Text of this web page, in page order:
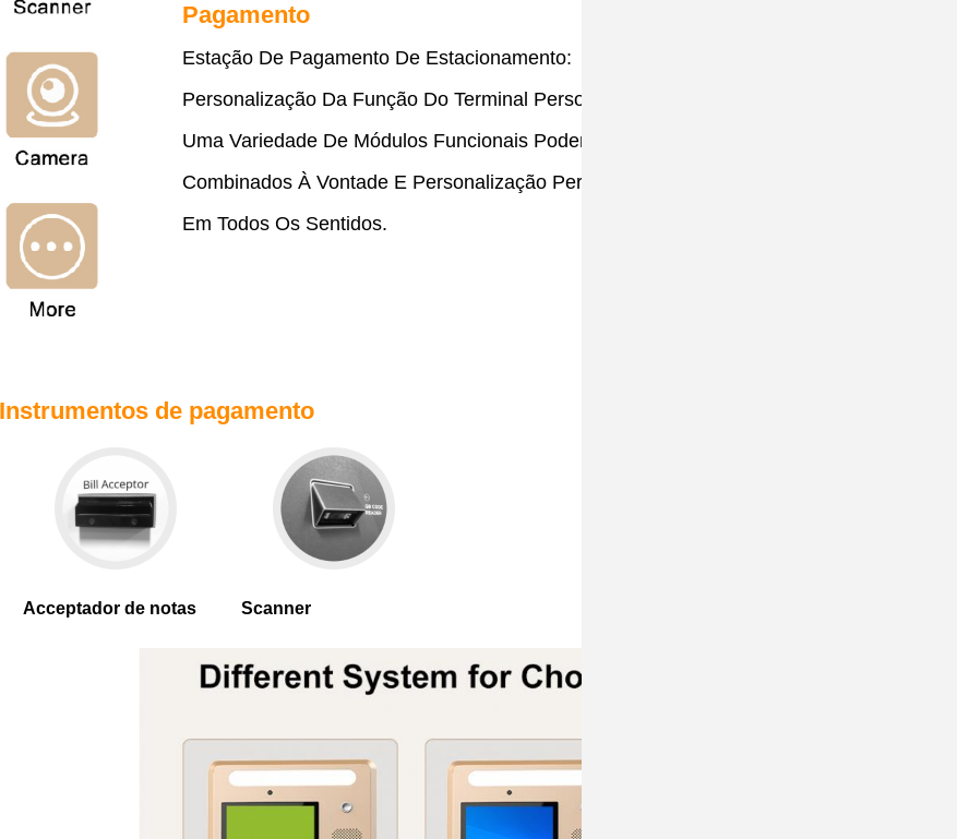
Pagamento
Estação De Pagamento De Estacionamento:
Personalização Da Função Do Terminal Personalizado,
Uma Variedade De Módulos Funcionais Podem Ser
Combinados À Vontade E Personalização Personalizada
Em Todos Os Sentidos.
Instrumentos de pagamento
Acceptador de notas Scanner